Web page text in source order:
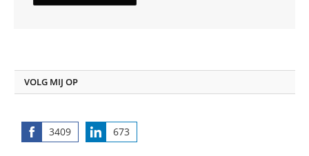
VOLG MIJ OP
3409
Share
673
Share